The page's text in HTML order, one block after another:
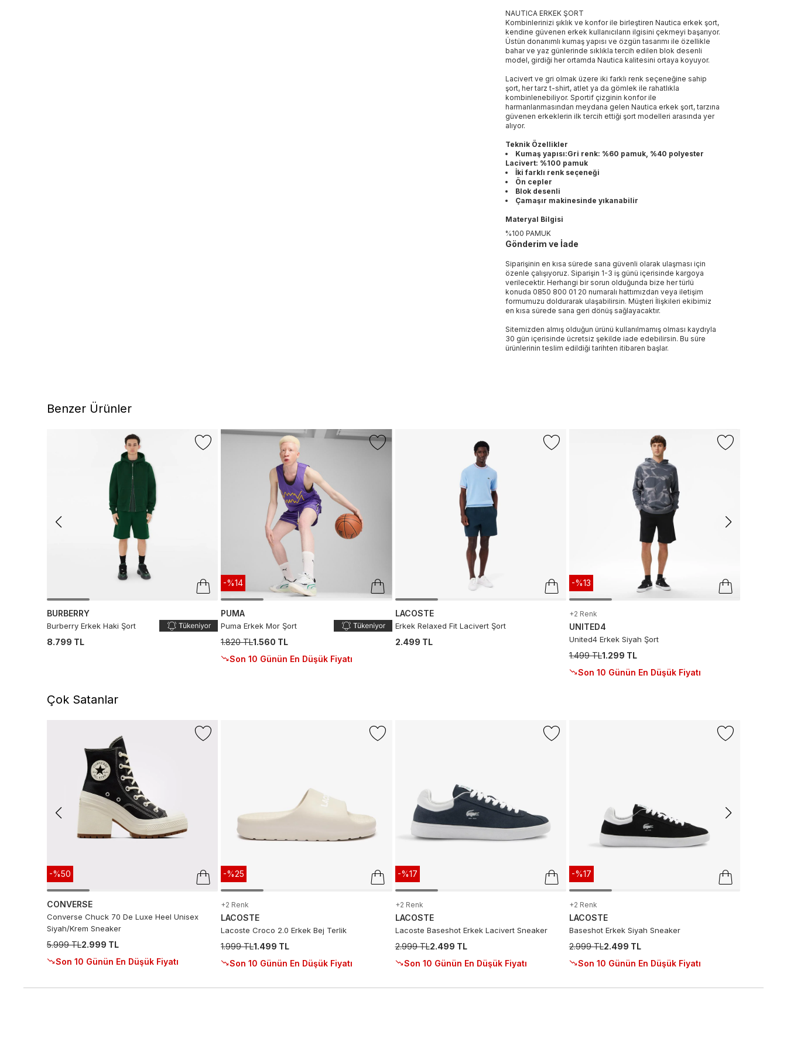
NAUTICA ERKEK ŞORT
Kombinlerinizi şıklık ve konfor ile birleştiren Nautica erkek şort,
kendine güvenen erkek kullanıcıların ilgisini çekmeyi başarıyor.
Üstün donanımlı kumaş yapısı ve özgün tasarımı ile özellikle
bahar ve yaz günlerinde sıklıkla tercih edilen blok desenli
model, girdiği her ortamda Nautica kalitesini ortaya koyuyor.
Lacivert ve gri olmak üzere iki farklı renk seçeneğine sahip
şort, her tarz t-shirt, atlet ya da gömlek ile rahatlıkla
kombinlenebiliyor. Sportif çizginin konfor ile
harmanlanmasından meydana gelen Nautica erkek şort, tarzına
güvenen erkeklerin ilk tercih ettiği şort modelleri arasında yer
alıyor.
Teknik Özellikler
Kumaş yapısı:Gri renk: %60 pamuk, %40 polyester
Lacivert: %100 pamuk
İki farklı renk seçeneği
Ön cepler
Blok desenli
Çamaşır makinesinde yıkanabilir
Materyal Bilgisi
%100 PAMUK
Gönderim ve İade
Siparişinin en kısa sürede sana güvenli olarak ulaşması için
özenle çalışıyoruz. Siparişin 1-3 iş günü içerisinde kargoya
verilecektir. Herhangi bir sorun olduğunda bize her türlü
konuda 0850 800 01 20 numaralı hattımızdan veya iletişim
formumuzu doldurarak ulaşabilirsin. Müşteri İlişkileri ekibimiz
en kısa sürede sana geri dönüş sağlayacaktır.
Sitemizden almış olduğun ürünü kullanılmamış olması kaydıyla
30 gün içerisinde ücretsiz şekilde iade edebilirsin. Bu süre
ürünlerinin teslim edildiği tarihten itibaren başlar.
Benzer Ürünler
BURBERRY
Burberry Erkek Haki Şort
8.799 TL
-%14
PUMA
Puma Erkek Mor Şort
1.820 TL1.560 TL
Son 10 Günün En Düşük Fiyatı
LACOSTE
Erkek Relaxed Fit Lacivert Şort
2.499 TL
-%13
+2 Renk
UNITED4
United4 Erkek Siyah Şort
1.499 TL1.299 TL
Son 10 Günün En Düşük Fiyatı
Çok Satanlar
-%50
CONVERSE
Converse Chuck 70 De Luxe Heel Unisex
Siyah/Krem Sneaker
5.999 TL2.999 TL
Son 10 Günün En Düşük Fiyatı
-%25
+2 Renk
LACOSTE
Lacoste Croco 2.0 Erkek Bej Terlik
1.999 TL1.499 TL
Son 10 Günün En Düşük Fiyatı
-%17
+2 Renk
LACOSTE
Lacoste Baseshot Erkek Lacivert Sneaker
2.999 TL2.499 TL
Son 10 Günün En Düşük Fiyatı
-%17
+2 Renk
LACOSTE
Baseshot Erkek Siyah Sneaker
2.999 TL2.499 TL
Son 10 Günün En Düşük Fiyatı